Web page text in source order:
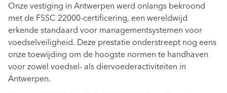
Onze vestiging in Antwerpen werd onlangs bekroond
met de FSSC 22000-certificering, een wereldwijd
erkende standaard voor managementsystemen voor
voedselveiligheid. Deze prestatie onderstreept nog eens
onze toewijding om de hoogste normen te handhaven
voor zowel voedsel- als diervoederactiviteiten in
Antwerpen.